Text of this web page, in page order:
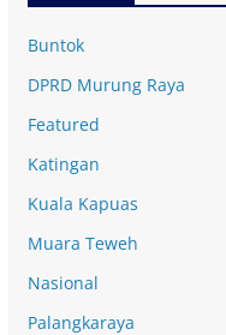
Buntok
DPRD Murung Raya
Featured
Katingan
Kuala Kapuas
Muara Teweh
Nasional
Palangkaraya